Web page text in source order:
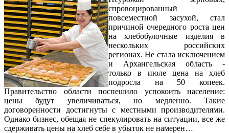
спровоцированный
повсеместной засухой, стал
причиной очередного роста цен
на хлебобулочные изделия в
нескольких российских
регионах. Не стала исключением
и Архангельская область -
только в июле цена на хлеб
подросла на 50 копеек.
Правительство области поспешило успокоить население:
цены будут увеличиваться, но медленно. Такие
договоренности достигнуты с местными производителями.
Однако бизнес, обещая не спекулировать на ситуации, все же
сдерживать цены на хлеб себе в убыток не намерен…